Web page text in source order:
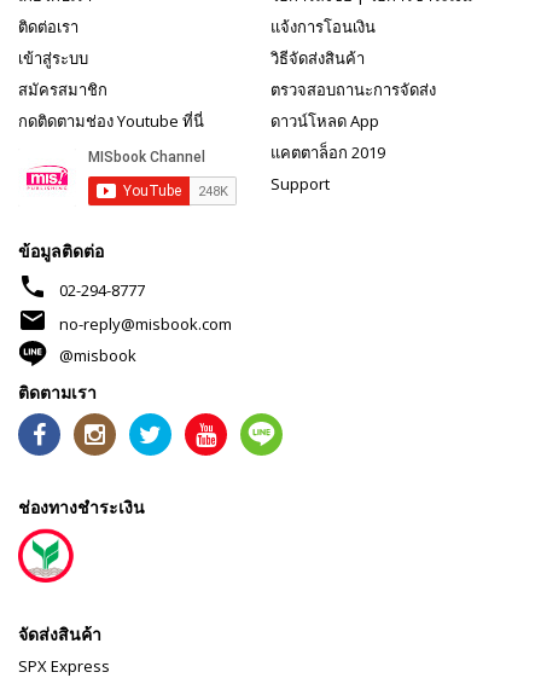
ติดต่อเรา
เข้าสู่ระบบ
สมัครสมาชิก
กดติดตามช่อง Youtube ที่นี่
แจ้งการโอนเงิน
วิธีจัดส่งสินค้า
ตรวจสอบถานะการจัดส่ง
ดาวน์โหลด App
แคตตาล็อก 2019
Support
ข้อมูลติดต่อ
phone 02-294-8777
mail
no-reply@misbook.com
@misbook
ติดตามเรา
ช่องทางชำระเงิน
จัดส่งสินค้า
SPX Express